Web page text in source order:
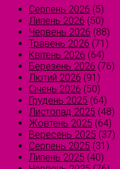
Серпень 2026 (5)
Липень 2026 (50)
Червень 2026 (88)
Травень 2026 (71)
Квітень 2026 (64)
Березень 2026 (76)
Лютий 2026 (91)
Січень 2026 (50)
Грудень 2025 (64)
Листопад 2025 (48)
Жовтень 2025 (64)
Вересень 2025 (37)
Серпень 2025 (31)
Липень 2025 (40)